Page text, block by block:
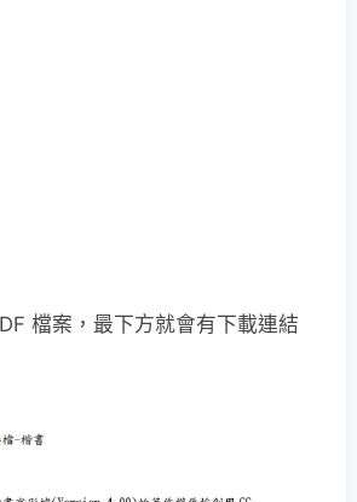
檔案，最下方就會有下載連結